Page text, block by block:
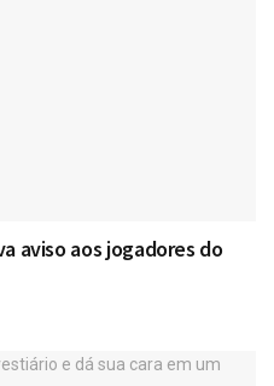
aviso aos jogadores do